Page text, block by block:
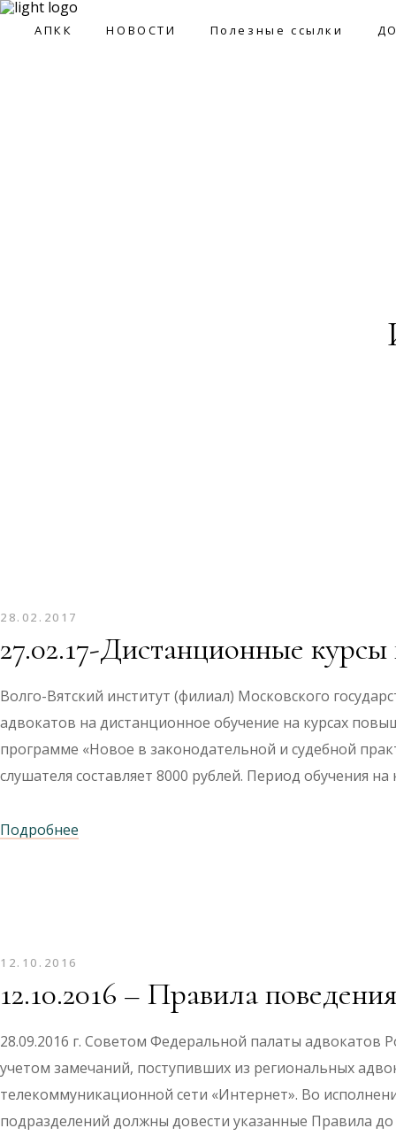
АПКК НОВОСТИ Полезные ссылки
28.02.2017
27.02.17-Дистанционные
Волго-Вятский институт (филиал) Московского
адвокатов на дистанционное обучение на курсах
программе «Новое в законодательной и судебной
слушателя составляет 8000 рублей. Период обучения
Подробнее
12.10.2016
12.10.2016 – Правила
28.09.2016 г. Советом Федеральной палаты
учетом замечаний, поступивших из региональных
телекоммуникационной сети «Интернет». Во
подразделений должны довести указанные Правила